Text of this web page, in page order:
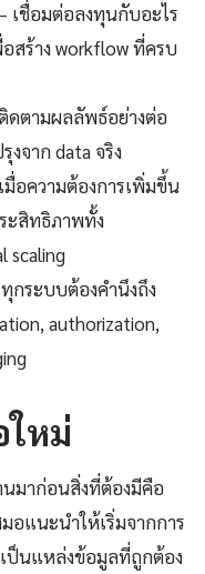
เชื่อมต่อลงทุนกับอะไร
สร้าง workflow ที่ครบ
ดตามผลลัพธ์อย่างต่อ
จาก data จริง
อความต้องการเพิ่มขึ้น
ะสิทธิภาพทั้ง
scaling
กระบบต้องคำนึงถึง
authorization,
หม่
นมาก่อนสิ่งที่ต้องมีคือ
อแนะนำให้เริ่มจากการ
ป็นแหล่งข้อมูลที่ถูกต้อง